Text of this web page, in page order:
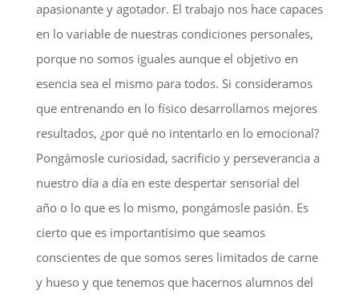
apasionante y agotador. El trabajo nos hace capaces
en lo variable de nuestras condiciones personales,
porque no somos iguales aunque el objetivo en
esencia sea el mismo para todos. Si consideramos
que entrenando en lo físico desarrollamos mejores
resultados, ¿por qué no intentarlo en lo emocional?
Pongámosle curiosidad, sacrificio y perseverancia a
nuestro día a día en este despertar sensorial del
año o lo que es lo mismo, pongámosle pasión. Es
cierto que es importantísimo que seamos
conscientes de que somos seres limitados de carne
y hueso y que tenemos que hacernos alumnos del